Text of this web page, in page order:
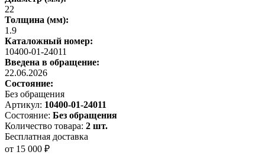
22
Толщина (мм):
1.9
Каталожный номер:
10400-01-24011
Введена в обращение:
22.06.2026
Состояние:
Без обращения
Артикул: 10400-01-24011
Состояние: Без обращения
Количество товара: 2 шт.
Бесплатная доставка
от 15 000 ₽